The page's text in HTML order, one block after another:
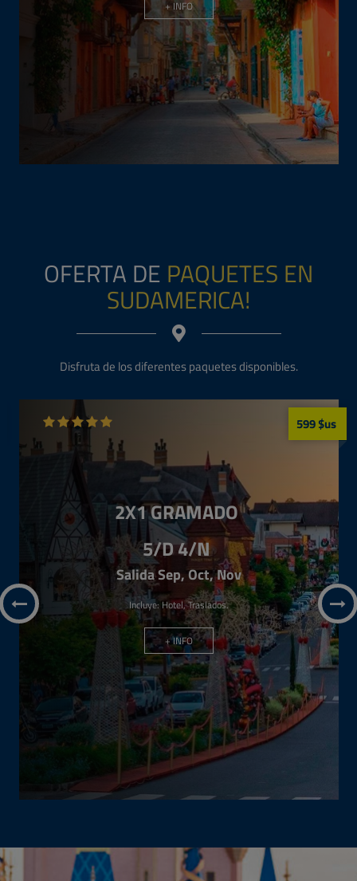
Oferta
Madrid/
Boleto Aereo
momento de generar la reserva.
OFERTA DEPAQUETES USA Y EL
CARIBE!
Disfruta de los diferentes paquetes disponibles.